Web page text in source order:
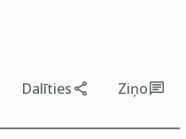
Dalīties Ziņo